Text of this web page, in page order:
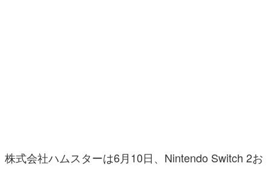
女性向け
株式会社ハムスターは6月10日、Nintendo Switch 2お